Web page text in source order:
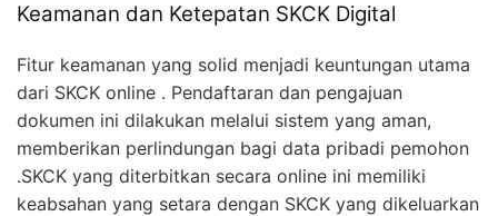
Keamanan dan Ketepatan SKCK Digital
Fitur keamanan yang solid menjadi keuntungan utama
dari SKCK online . Pendaftaran dan pengajuan
dokumen ini dilakukan melalui sistem yang aman,
memberikan perlindungan bagi data pribadi pemohon
.SKCK yang diterbitkan secara online ini memiliki
keabsahan yang setara dengan SKCK yang dikeluarkan